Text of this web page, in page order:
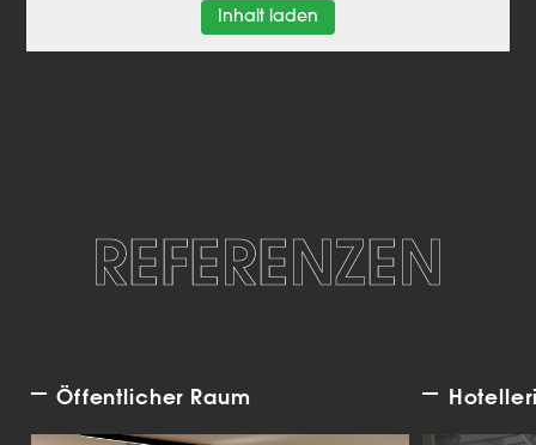
Inhalt laden
REFERENZEN
Öffentlicher Raum